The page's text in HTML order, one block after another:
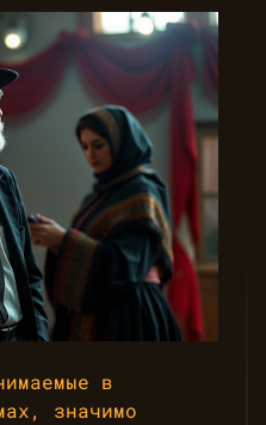
в
значимо